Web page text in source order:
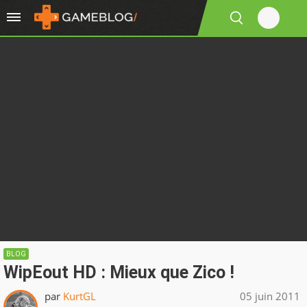
BLOG
WipEout HD : Mieux que Zico !
par KurtGL 05 juin 2011